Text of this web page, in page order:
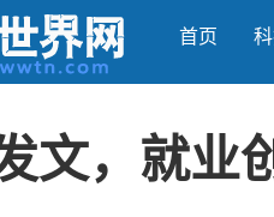
首页
文，就业